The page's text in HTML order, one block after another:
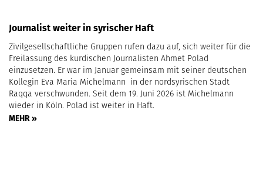
Journalist weiter in syrischer Haft
Zivilgesellschaftliche Gruppen rufen dazu auf, sich weiter für die
Freilassung des kurdischen Journalisten Ahmet Polad
einzusetzen. Er war im Januar gemeinsam mit seiner deutschen
Kollegin Eva Maria Michelmann in der nordsyrischen Stadt
Raqqa verschwunden. Seit dem 19. Juni 2026 ist Michelmann
wieder in Köln. Polad ist weiter in Haft.
MEHR »